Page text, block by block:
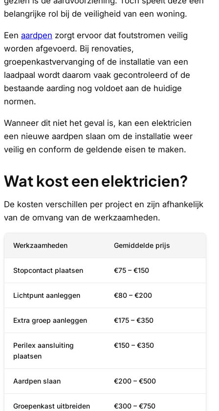
belangrijke rol bij de veiligheid van een woning.
Een aardpen zorgt ervoor dat foutstromen veilig
worden afgevoerd. Bij renovaties,
groepenkastvervanging of de installatie van een
laadpaal wordt daarom vaak gecontroleerd of de
bestaande aarding nog voldoet aan de huidige
normen.
Wanneer dit niet het geval is, kan een elektricien
een nieuwe aardpen slaan om de installatie weer
veilig en conform de geldende eisen te maken.
Wat kost een elektricien?
De kosten verschillen per project en zijn afhankelijk
van de omvang van de werkzaamheden.
Werkzaamheden Gemiddelde prijs
Stopcontact plaatsen €75 – €150
Lichtpunt aanleggen €80 – €200
Extra groep aanleggen €175 – €350
Perilex aansluiting
plaatsen
€150 – €350
Aardpen slaan €200 – €500
Groepenkast uitbreiden €300 – €750